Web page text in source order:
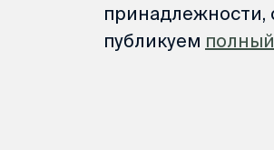
принадлежности,
публикуем